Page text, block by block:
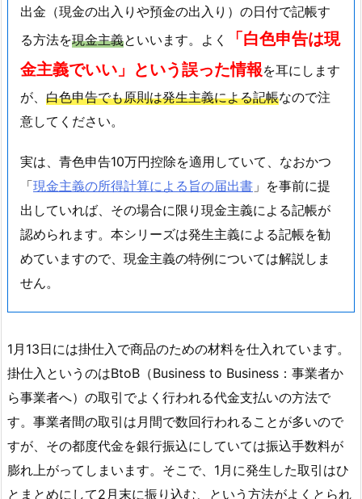
出金（現金の出入りや預金の出入り）の日付で記帳す
る方法を現金主義といいます。よく
「白色申告は現
金主義でいい」という誤った情報を耳にします
が、 白色申告でも原則は発生主義による記帳なので注
意してください。
実は、青色申告10万円控除を適用していて、なおかつ
「現金主義の所得計算による旨の届出書 」を事前に提
出していれば、その場合に限り現金主義による記帳が
認められます。本シリーズは発生主義による記帳を勧
めていますので、現金主義の特例については解説しま
せん。
1月13日には掛仕入で商品のための材料を仕入れています。
掛仕入というのはBtoB（Business to Business：事業者か
ら事業者へ）の取引でよく行われる代金支払いの方法で
す。事業者間の取引は月間で数回行われることが多いので
すが、その都度代金を銀行振込にしていては振込手数料が
膨れ上がってしまいます。そこで、1月に発生した取引はひ
とまとめにして2月末に振り込む、という方法がよくとられ